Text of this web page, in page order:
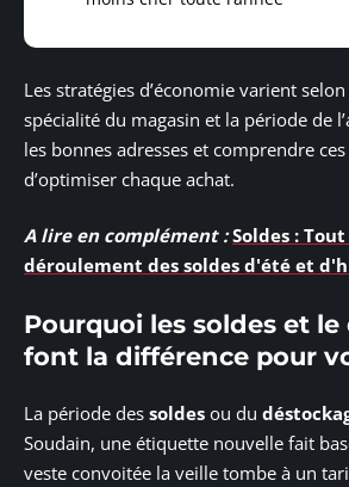
Les stratégies d’économie varient
spécialité du magasin et la période de
les bonnes adresses et comprendre
d’optimiser chaque achat.
A lire en complément : Soldes :
déroulement des soldes d'été et
Pourquoi les soldes et
font la différence pour
La période des soldes ou du
Soudain, une étiquette nouvelle fait
veste convoitée la veille tombe à un